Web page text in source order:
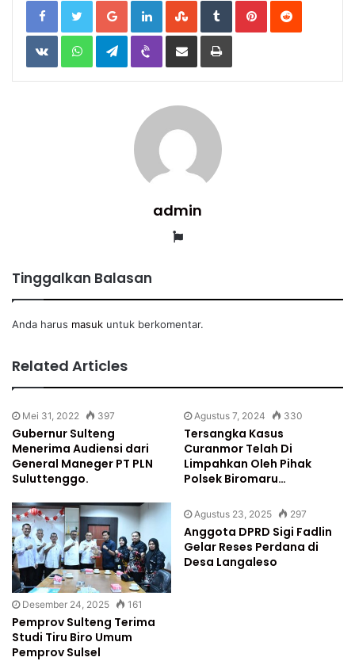
Google+LinkedInStumbleUpon
TumblrPinterestReddit
VKontakteWhatsAppTelegramViber Share
Email
Print
admin
Website
Tinggalkan Balasan
Anda harus masuk untuk berkomentar.
Related Articles
Mei 31, 2022 397
Gubernur Sulteng
Menerima Audiensi dari
General Maneger PT PLN
Suluttenggo.
Agustus 7, 2024 330
Tersangka Kasus
Curanmor Telah Di
Limpahkan Oleh Pihak
Polsek Biromaru…
Desember 24, 2025 161
Pemprov Sulteng Terima
Studi Tiru Biro Umum
Pemprov Sulsel
Agustus 23, 2025 297
Anggota DPRD Sigi Fadlin
Gelar Reses Perdana di
Desa Langaleso